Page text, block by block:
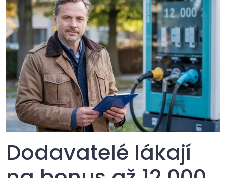
Dodavatelé lákají